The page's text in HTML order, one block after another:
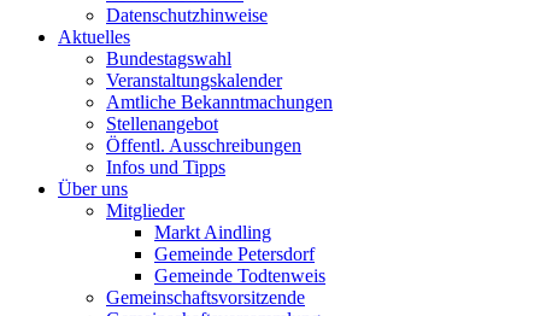
Datenschutzhinweise
Aktuelles
Bundestagswahl
Veranstaltungskalender
Amtliche Bekanntmachungen
Stellenangebot
Öffentl. Ausschreibungen
Infos und Tipps
Über uns
Mitglieder
Markt Aindling
Gemeinde Petersdorf
Gemeinde Todtenweis
Gemeinschaftsvorsitzende